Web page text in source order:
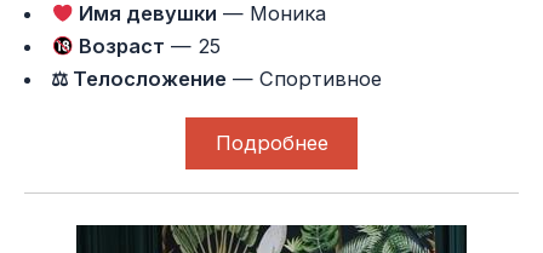
Имя девушки — Моника
Возраст — 25
⚖ Телосложение — Спортивное
Подробнее